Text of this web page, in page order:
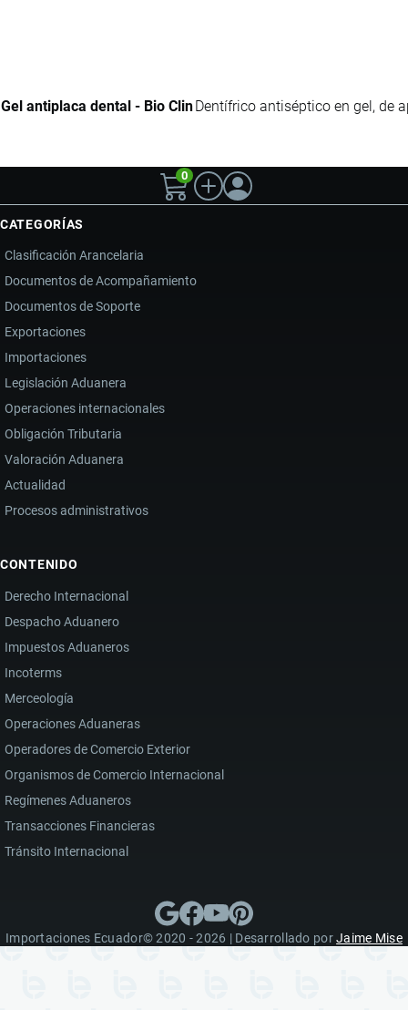
Gel antiplaca dental - Bio Clin Dentífrico antiséptico en gel, de
0
CATEGORÍAS
Clasificación Arancelaria
Documentos de Acompañamiento
Documentos de Soporte
Exportaciones
Importaciones
Legislación Aduanera
Operaciones internacionales
Obligación Tributaria
Valoración Aduanera
Actualidad
Procesos administrativos
CONTENIDO
Derecho Internacional
Despacho Aduanero
Impuestos Aduaneros
Incoterms
Merceología
Operaciones Aduaneras
Operadores de Comercio Exterior
Organismos de Comercio Internacional
Regímenes Aduaneros
Transacciones Financieras
Tránsito Internacional
Importaciones Ecuador© 2020 - 2026 | Desarrollado porJaime Mise